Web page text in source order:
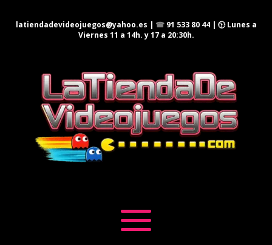
latiendadevideojuegos@yahoo.es | ☎ 91 533 80 44| 🕦 Lunes a
Viernes 11 a 14h. y 17 a 20:30h.